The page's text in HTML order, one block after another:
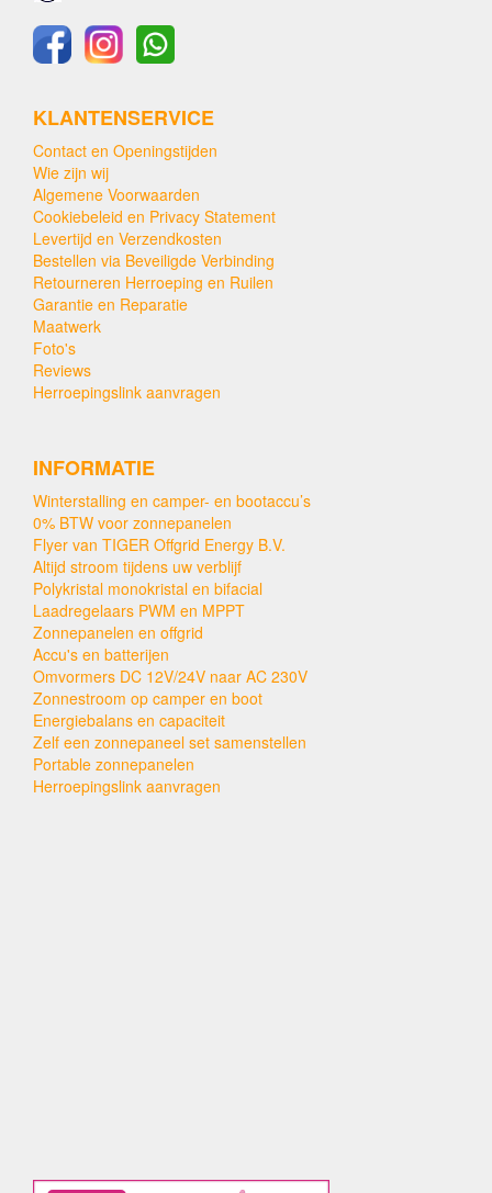
KLANTENSERVICE
Contact en Openingstijden
Wie zijn wij
Algemene Voorwaarden
Cookiebeleid en Privacy Statement
Levertijd en Verzendkosten
Bestellen via Beveiligde Verbinding
Retourneren Herroeping en Ruilen
Garantie en Reparatie
Maatwerk
Foto's
Reviews
Herroepingslink aanvragen
INFORMATIE
Winterstalling en camper- en bootaccu’s
0% BTW voor zonnepanelen
Flyer van TIGER Offgrid Energy B.V.
Altijd stroom tijdens uw verblijf
Polykristal monokristal en bifacial
Laadregelaars PWM en MPPT
Zonnepanelen en offgrid
Accu's en batterijen
Omvormers DC 12V/24V naar AC 230V
Zonnestroom op camper en boot
Energiebalans en capaciteit
Zelf een zonnepaneel set samenstellen
Portable zonnepanelen
Herroepingslink aanvragen